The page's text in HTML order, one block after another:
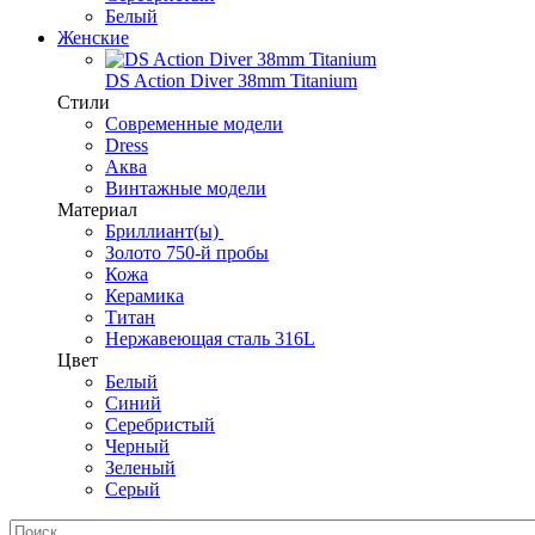
Белый
Женские
DS Action Diver 38mm Titanium
Стили
Современные модели
Dress
Аква
Винтажные модели
Материал
Бриллиант(ы)
Золото 750-й пробы
Кожа
Керамика
Титан
Нержавеющая сталь 316L
Цвет
Белый
Синий
Серебристый
Черный
Зеленый
Серый